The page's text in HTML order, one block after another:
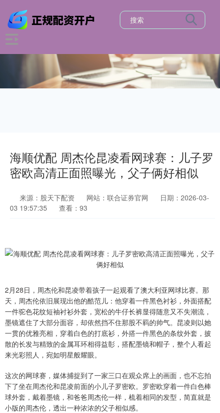
海顺优配 周杰伦昆凌看网球赛：儿子罗
密欧高清正面照曝光，父子俩好相似
来源：股天下配资 网站：联合证券官网
日期：2026-03-
03 19:57:35
查看：93
2月28日，周杰伦和昆凌带着孩子一起观看了澳大利亚网球比赛。那
天，周杰伦依旧展现出他的酷范儿：他穿着一件黑色衬衫，外面搭配
一件驼色花纹短袖衬衫外套，宽松的牛仔长裤显得随意又不失潮流，
墨镜遮住了大部分面容，却依然挡不住那股不羁的帅气。昆凌则以她
一贯的优雅亮相，穿着白色的打底衫，外搭一件黑色的条纹外套，披
散的长发与精致的金属耳环相得益彰，搭配墨镜和帽子，整个人看起
来光彩照人，宛如明星般耀眼。
这次的网球赛，媒体捕捉到了一家三口在观众席上的画面，也不忘拍
下了坐在周杰伦和昆凌前面的小儿子罗密欧。罗密欧穿着一件白色棒
球外套，戴着墨镜，和爸爸周杰伦一样，梳着相同的发型，简直就是
小版的周杰伦，透出一种浓浓的父子相似感。